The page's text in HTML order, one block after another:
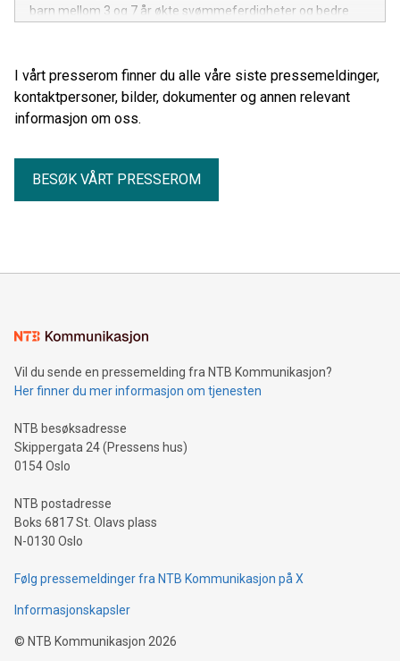
barn mellom 3 og 7 år økte svømmeferdigheter og bedre
Livräddningssällskapets retningslinjer, og kombinerer
vannlek, svømmeteknikk og morsomme temadager med de
populære maskotene Lollo og Bernie.
I vårt presserom finner du alle våre siste pressemeldinger,
kontaktpersoner, bilder, dokumenter og annen relevant
informasjon om oss.
BESØK VÅRT PRESSEROM
Vil du sende en pressemelding fra NTB Kommunikasjon?
Her finner du mer informasjon om tjenesten
NTB besøksadresse
Skippergata 24 (Pressens hus)
0154 Oslo
NTB postadresse
Boks 6817 St. Olavs plass
N-0130 Oslo
Følg pressemeldinger fra NTB Kommunikasjon på X
Informasjonskapsler
© NTB Kommunikasjon 2026